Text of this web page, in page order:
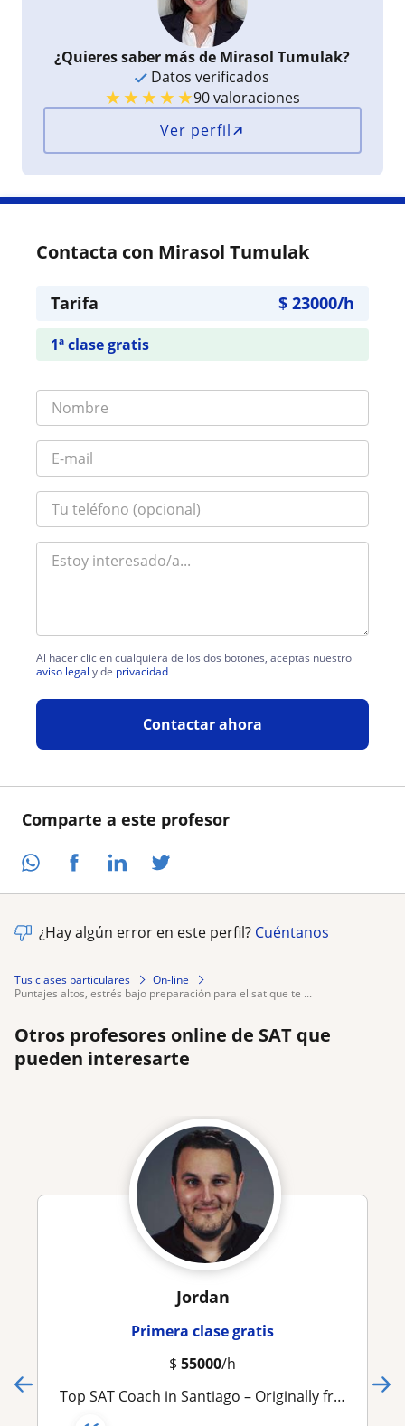
Comparte a este profesor
¿Quieres saber más de Mirasol Tumulak?
Datos verificados
★★★★★90 valoraciones
Ver perfil
Contacta con Mirasol Tumulak
Tarifa $ 23000/h
1ª clase gratis
Al hacer clic en cualquiera de los dos botones, aceptas nuestro
aviso legal y de privacidad
Contactar ahora
¿Hay algún error en este perfil? Cuéntanos
Tus clases particulares
On-line
puntajes altos, estrés bajo preparación para el sat que te ...
Otros profesores online de SAT que
pueden interesarte
Jordan
Primera clase gratis
$ 55000/h
Top SAT Coach in Santiago – Originally from New York – 16+ Years Turning Students into 1400–1550 Scorers